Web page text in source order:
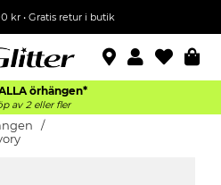
kr• Gratis retur i butik
örhängen*
av 2 eller fler